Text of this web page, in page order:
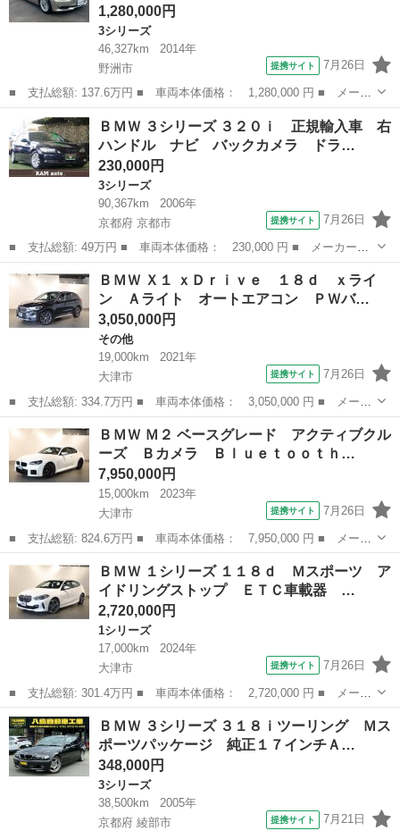
1,280,000円
3シリーズ
46,327km
2014年
野洲市
提携サイト 7月26日
■ 支払総額: 137.6万円 ■ 車両本体価格： 1,280,000 円 ■ メーカ
ー名： ＢＭＷ ■ 車種名： ３シリーズ ■ グレード名： ３２０
ｄツーリング ラグジュアリー ■ 排気量： 2000cc ■ ドア枚数...
滋賀 野洲市
ＢＭＷ ３シリーズ ３２０ｉ 正規輸入車 右
ハンドル ナビ バックカメラ ドラ…
230,000円
3シリーズ
90,367km
2006年
京都府 京都市
提携サイト 7月26日
■ 支払総額: 49万円 ■ 車両本体価格： 230,000 円 ■ メーカー
名： ＢＭＷ ■ 車種名： ３シリーズ ■ グレード名： ３２０
ｉ 正規輸入車 右ハンドル ナビ バックカメラ ドライブレコー
ダー ＥＴＣ パワ...
京都 京都市 3シリーズ
ＢＭＷ Ｘ１ ｘＤｒｉｖｅ １８ｄ ｘライ
ン Ａライト オートエアコン ＰＷバ…
3,050,000円
その他
19,000km
2021年
大津市
提携サイト 7月26日
■ 支払総額: 334.7万円 ■ 車両本体価格： 3,050,000 円 ■ メーカ
ー名： ＢＭＷ ■ 車種名： Ｘ１ ■ グレード名： ｘＤｒｉｖ
ｅ １８ｄ ｘライン Ａライト オートエアコン ＰＷバックド
ア インテリ...
滋賀 大津市
ＢＭＷ Ｍ２ ベースグレード アクティブクル
ーズ Ｂカメラ Ｂｌｕｅｔｏｏｔｈ…
7,950,000円
15,000km
2023年
大津市
提携サイト 7月26日
■ 支払総額: 824.6万円 ■ 車両本体価格： 7,950,000 円 ■ メーカ
ー名： ＢＭＷ ■ 車種名： Ｍ２ ■ グレード名： ベースグレー
ド アクティブクルーズ Ｂカメラ Ｂｌｕｅｔｏｏｔｈ 本革 コ
ーナーセ...
滋賀 大津市
ＢＭＷ １シリーズ １１８ｄ Ｍスポーツ ア
イドリングストップ ＥＴＣ車載器 …
2,720,000円
1シリーズ
17,000km
2024年
大津市
提携サイト 7月26日
■ 支払総額: 301.4万円 ■ 車両本体価格： 2,720,000 円 ■ メーカ
ー名： ＢＭＷ ■ 車種名： １シリーズ ■ グレード名： １１８
ｄ Ｍスポーツ アイドリングストップ ＥＴＣ車載器 スマキー
パーキン...
滋賀 大津市
ＢＭＷ ３シリーズ ３１８ｉツーリング Ｍス
ポーツパッケージ 純正１７インチＡ…
348,000円
3シリーズ
38,500km
2005年
京都府 綾部市
提携サイト 7月21日